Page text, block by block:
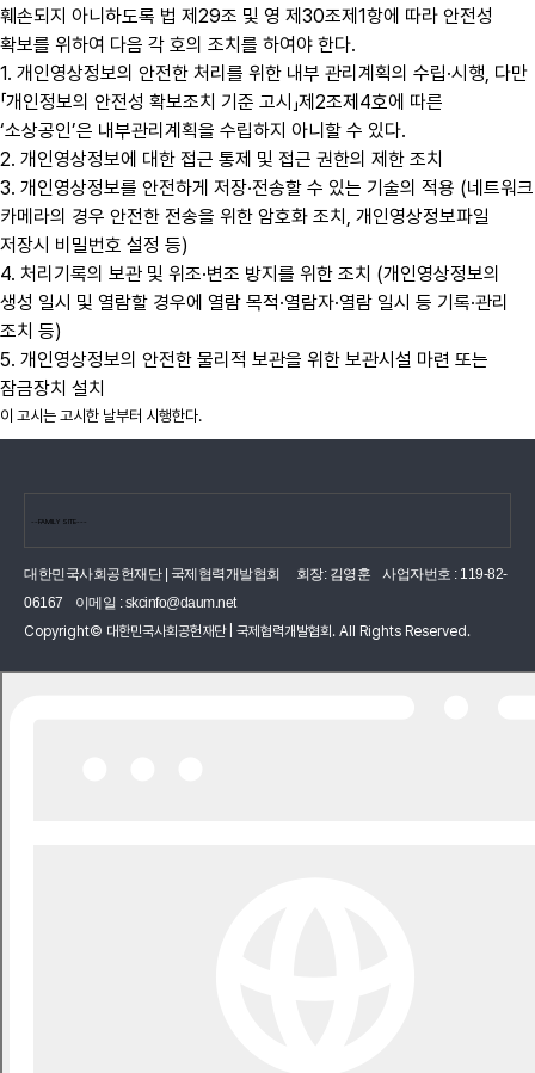
훼손되지 아니하도록 법 제29조 및 영 제30조제1항에 따라 안전성
확보를 위하여 다음 각 호의 조치를 하여야 한다.
1. 개인영상정보의 안전한 처리를 위한 내부 관리계획의 수립·시행, 다만
「개인정보의 안전성 확보조치 기준 고시」제2조제4호에 따른
‘소상공인’은 내부관리계획을 수립하지 아니할 수 있다.
2. 개인영상정보에 대한 접근 통제 및 접근 권한의 제한 조치
3. 개인영상정보를 안전하게 저장·전송할 수 있는 기술의 적용 (네트워크
카메라의 경우 안전한 전송을 위한 암호화 조치, 개인영상정보파일
저장시 비밀번호 설정 등)
4. 처리기록의 보관 및 위조·변조 방지를 위한 조치 (개인영상정보의
생성 일시 및 열람할 경우에 열람 목적·열람자·열람 일시 등 기록·관리
조치 등)
5. 개인영상정보의 안전한 물리적 보관을 위한 보관시설 마련 또는
잠금장치 설치
이 고시는 고시한 날부터 시행한다.
대한민국사회공헌재단 | 국제협력개발협회 회장: 김영훈
사업자번호 : 119-82-
06167
이메일 :skcinfo@daum.net
Copyright© 대한민국사회공헌재단 | 국제협력개발협회. All Rights Reserved.